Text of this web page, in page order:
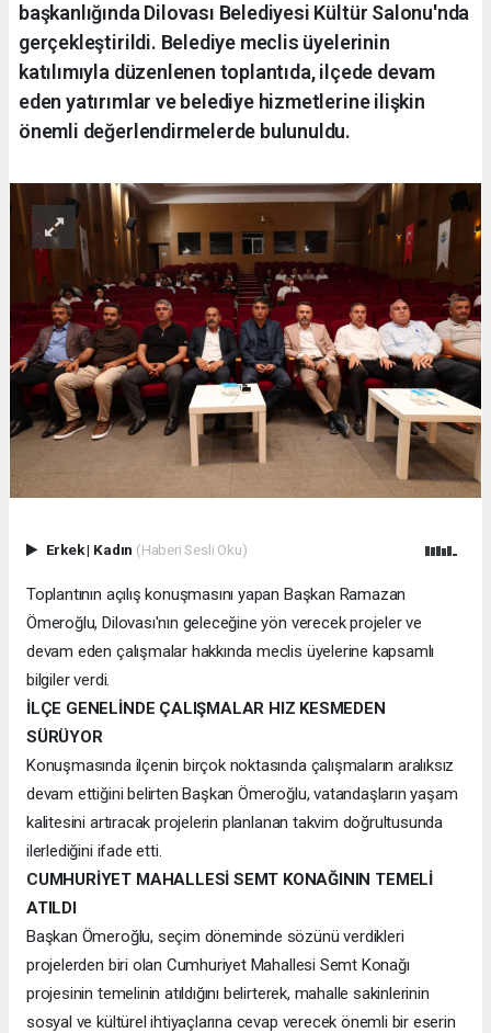
başkanlığında Dilovası Belediyesi Kültür Salonu'nda
gerçekleştirildi. Belediye meclis üyelerinin
katılımıyla düzenlenen toplantıda, ilçede devam
eden yatırımlar ve belediye hizmetlerine ilişkin
önemli değerlendirmelerde bulunuldu.
Erkek| Kadın (Haberi Sesli Oku)
Toplantının açılış konuşmasını yapan Başkan Ramazan
Ömeroğlu, Dilovası'nın geleceğine yön verecek projeler ve
devam eden çalışmalar hakkında meclis üyelerine kapsamlı
bilgiler verdi.
İLÇE GENELİNDE ÇALIŞMALAR HIZ KESMEDEN
SÜRÜYOR
Konuşmasında ilçenin birçok noktasında çalışmaların aralıksız
devam ettiğini belirten Başkan Ömeroğlu, vatandaşların yaşam
kalitesini artıracak projelerin planlanan takvim doğrultusunda
ilerlediğini ifade etti.
CUMHURİYET MAHALLESİ SEMT KONAĞININ TEMELİ
ATILDI
Başkan Ömeroğlu, seçim döneminde sözünü verdikleri
projelerden biri olan Cumhuriyet Mahallesi Semt Konağı
projesinin temelinin atıldığını belirterek, mahalle sakinlerinin
sosyal ve kültürel ihtiyaçlarına cevap verecek önemli bir eserin